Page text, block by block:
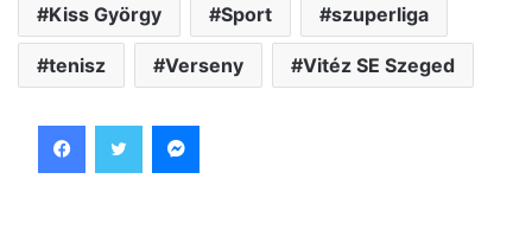
Kiss György Sport szuperliga
tenisz Verseny Vitéz SE Szeged